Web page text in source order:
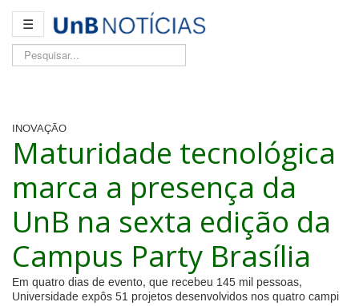
☰
Pesquisar...
INOVAÇÃO
Maturidade tecnológica
marca a presença da
UnB na sexta edição da
Campus Party Brasília
Em quatro dias de evento, que recebeu 145 mil pessoas,
Universidade expôs 51 projetos desenvolvidos nos quatro campi